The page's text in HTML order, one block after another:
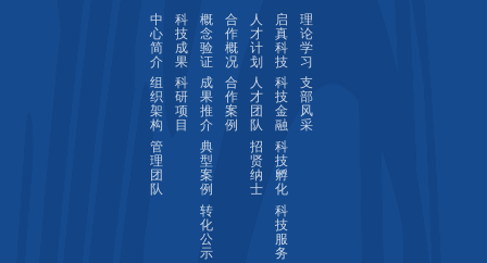
中
心
简
介
组
织
架
构
管
理
团
队
科
技
成
果
科
研
项
目
概
念
验
证
成
果
推
介
典
型
案
例
转
化
公
示
合
作
概
况
合
作
案
例
人
才
计
划
人
才
团
队
招
贤
纳
士
启
真
科
技
科
技
金
融
科
技
孵
化
科
技
服
务
理
论
学
习
支
部
风
采